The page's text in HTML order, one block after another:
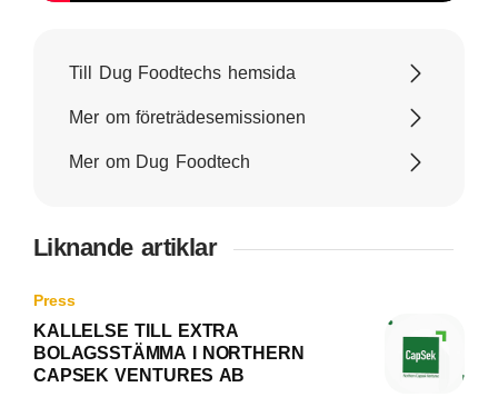
Till Dug Foodtechs hemsida
Mer om företrädesemissionen
Mer om Dug Foodtech
Liknande artiklar
Press
KALLELSE TILL EXTRA
BOLAGSSTÄMMA I NORTHERN
CAPSEK VENTURES AB